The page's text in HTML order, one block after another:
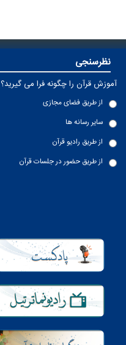
نظرسنجی
آموزش قرآن را چگونه فرا می گیرید؟
از طریق فضای مجازی
سایر رسانه ها
از طریق رادیو قرآن
از طریق حضور در جلسات قرآن